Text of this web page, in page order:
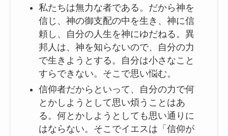
私たちは無力な者である。だから神を
信じ、神の御支配の中を生き、神に信
頼し、自分の人生を神にゆだねる。異
邦人は、神を知らないので、自分の力
で生きようとする。自分は小さなこと
すらできない。そこで思い悩む。
信仰者だからといって、自分の力で何
とかしようとして思い煩うことはあ
る。何とかしようとしても思い通りに
はならない。そこでイエスは「信仰が